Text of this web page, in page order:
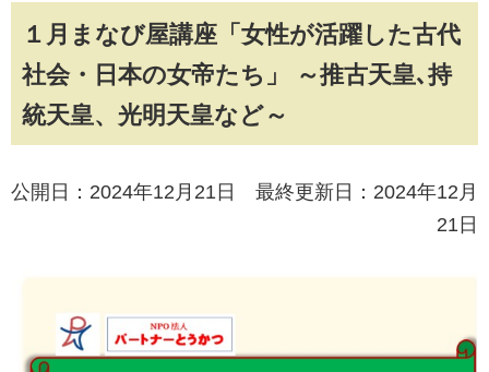
１月まなび屋講座「女性が活躍した古代
社会・日本の女帝たち」 ～推古天皇､持
統天皇、光明天皇など～
公開日：2024年12月21日 最終更新日：2024年12月
21日